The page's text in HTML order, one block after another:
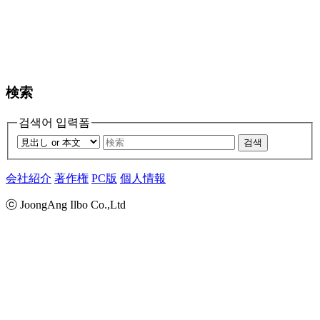
検索
검색어 입력폼
검색
会社紹介 著作権 PC版 個人情報
ⓒ JoongAng Ilbo Co.,Ltd